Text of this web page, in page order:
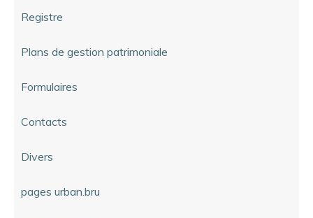
Registre
Plans de gestion patrimoniale
Formulaires
Contacts
Divers
pages urban.bru